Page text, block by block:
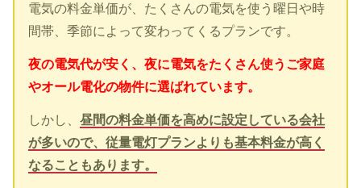
電気の料金単価が、たくさんの電気を使う曜日や時
間帯、季節によって変わってくるプランです。
夜の電気代が安く、夜に電気をたくさん使うご家庭
やオール電化の物件に選ばれています。
しかし、昼間の料金単価を高めに設定している会社
が多いので、従量電灯プランよりも基本料金が高く
なることもあります。